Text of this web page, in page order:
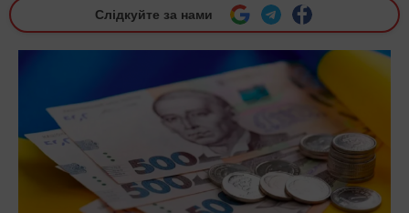
Слідкуйте за нами